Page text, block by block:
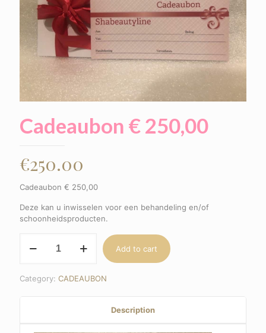
Cadeaubon € 250,00
€250.00
Cadeaubon € 250,00
Deze kan u inwisselen voor een behandeling en/of
schoonheidsproducten.
Add to cart
Category: CADEAUBON
Description